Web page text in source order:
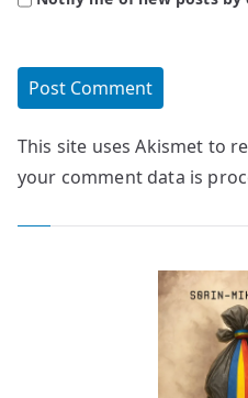
This site uses Akismet to
your comment data is